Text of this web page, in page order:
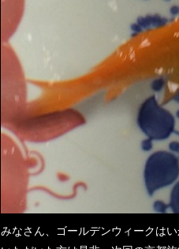
みなさん、ゴールデンウィークは